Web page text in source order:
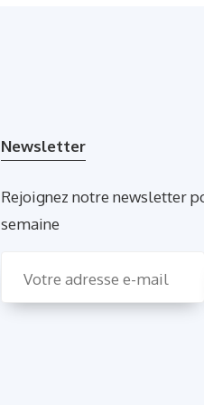
Newsletter
Rejoignez notre newsletter
semaine